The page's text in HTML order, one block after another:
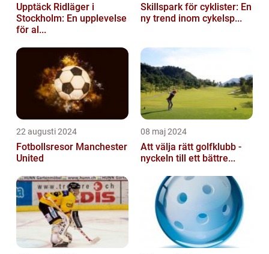
Upptäck Ridläger i
Stockholm: En upplevelse
för al...
Skillspark för cyklister: En
ny trend inom cykelsp...
22 augusti 2024
Fotbollsresor Manchester
United
08 maj 2024
Att välja rätt golfklubb -
nyckeln till ett bättre...